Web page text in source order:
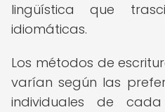
lingüística que
idiomáticas.
Los métodos de
varían según las
individuales de